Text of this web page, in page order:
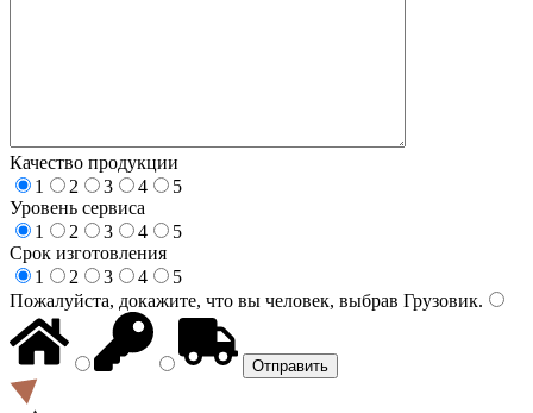
Качество продукции
1
2 3 4
5
Уровень сервиса
1
2 3 4
5
Срок изготовления
1
2 3 4
5
Пожалуйста, докажите, что вы человек, выбрав Грузовик.